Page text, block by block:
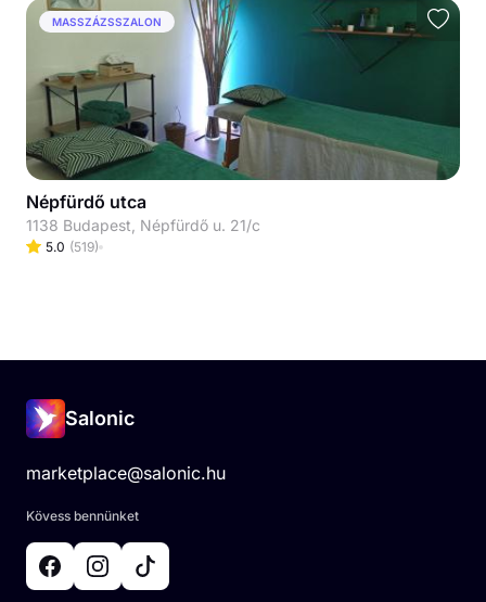
MASSZÁZSSZALON
Népfürdő utca
1138 Budapest, Népfürdő u. 21/c
5.0 (519)
Salonic
marketplace@salonic.hu
Kövess bennünket